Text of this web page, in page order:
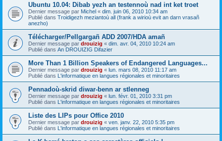
Ubuntu 10.04: Dibab yezh an testennoù nad int ket troet
Dernier message par Michel « dim. juin 06, 2010 10:34 am
Publié dans Troidigezh meziantoù all (frank a wirioù evit an darn vrasañ
anezho)
Télécharger/Pellgargañ ADD 2007/HDA amañ
Dernier message par drouizig « dim. avr. 04, 2010 10:24 am
Publié dans An DROUIZIG Difazier
More Than 1 Billion Speakers of Endangered Languages...
Dernier message par drouizig « lun. mars 08, 2010 11:17 am
Publié dans L'informatique en langues régionales et minoritaires
Pennadoù-skrid diwar-benn ar stlenneg
Dernier message par drouizig « lun. févr. 01, 2010 3:31 pm
Publié dans L'informatique en langues régionales et minoritaires
Liste des LIPs pour Office 2010
Dernier message par drouizig « ven. janv. 22, 2010 5:35 pm
Publié dans L'informatique en langues régionales et minoritaires